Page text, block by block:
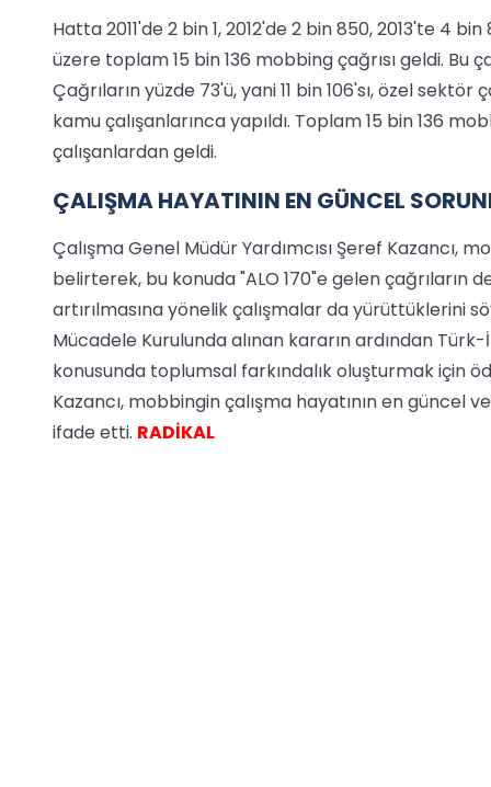
Hatta 2011'de 2 bin 1, 2012'de 2 bin 850, 2013'te 4
üzere toplam 15 bin 136 mobbing çağrısı geldi. Bu
Çağrıların yüzde 73'ü, yani 11 bin 106'sı, özel
kamu çalışanlarınca yapıldı. Toplam 15 bin 136
çalışanlardan geldi.
ÇALIŞMA HAYATININ EN GÜNCEL
Çalışma Genel Müdür Yardımcısı Şeref
belirterek, bu konuda "ALO 170"e gelen çağrıların
artırılmasına yönelik çalışmalar da yürüttüklerini
Mücadele Kurulunda alınan kararın ardından
konusunda toplumsal farkındalık oluşturmak için
Kazancı, mobbingin çalışma hayatının en güncel
ifade etti. RADİKAL